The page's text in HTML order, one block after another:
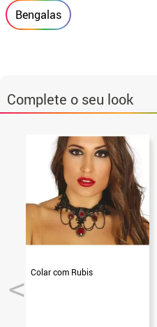
Bengalas
Complete o seu look
Colar com Rubis